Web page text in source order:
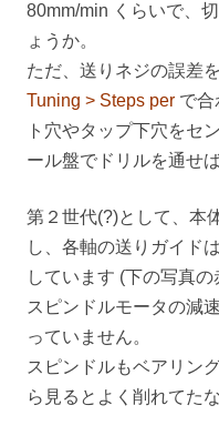
80mm/min くらいで、
ょうか。
ただ、送りネジの誤差
Tuning > Steps per で
ト穴やタップ下穴をセ
ール盤でドリルを通せ
第２世代(?)として、本
し、各軸の送りガイド
しています (下の写真の
スピンドルモータの減
っていません。
スピンドルもベアリン
ら見るとよく削れてた